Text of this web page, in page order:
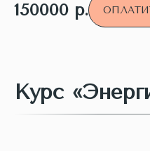
150000 р.
Курс